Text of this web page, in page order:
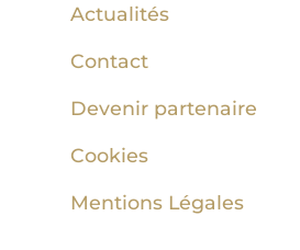
Actualités
Contact
Devenir partenaire
Cookies
Mentions Légales